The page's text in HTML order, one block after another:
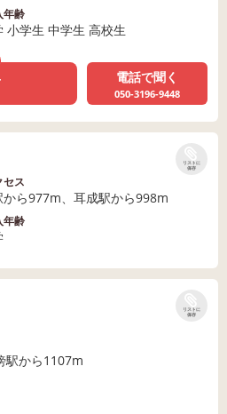
年齢
小学生 中学生 高校生
電話で聞く
050-3196-9448
リストに
保存
セス
から977m、耳成駅から998m
年齢
リストに
保存
駅から1107m